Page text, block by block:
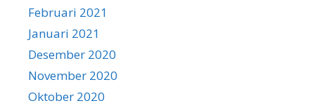
Februari 2021
Januari 2021
Desember 2020
November 2020
Oktober 2020